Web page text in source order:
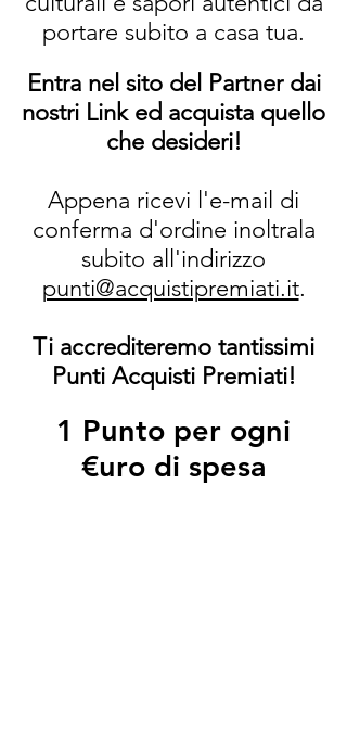
portare subito a casa tua.
Entra nel sito del Partner dai
nostri Link ed acquista quello
che desideri!
Appena ricevi l'e-mail di
conferma d'ordine inoltrala
subito all'indirizzo
punti@acquistipremiati.it.
Ti accrediteremo tantissimi
Punti Acquisti Premiati!
1 Punto per ogni
€uro di spesa